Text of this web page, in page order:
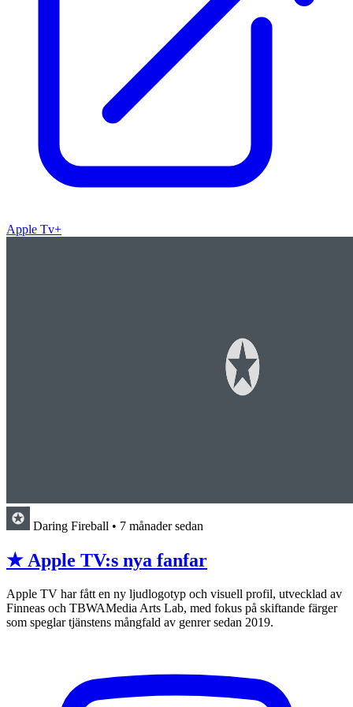
Apple Tv+
Daring Fireball • 7 månader sedan
★ Apple TV:s nya fanfar
Apple TV har fått en ny ljudlogotyp och visuell profil, utvecklad av
Finneas och TBWAMedia Arts Lab, med fokus på skiftande färger
som speglar tjänstens mångfald av genrer sedan 2019.